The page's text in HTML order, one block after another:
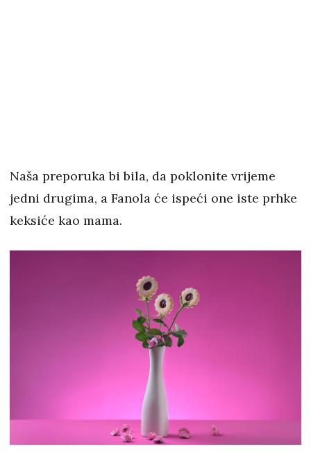
Naša preporuka bi bila, da poklonite vrijeme
jedni drugima, a Fanola će ispeći one iste prhke
keksiće kao mama.